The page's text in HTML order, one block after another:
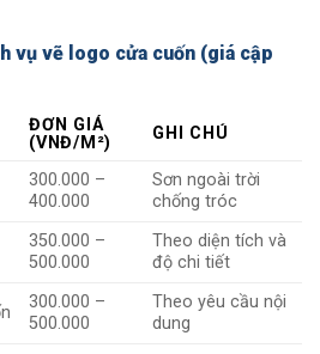
vụ vẽ logo cửa cuốn (giá cập
ĐƠN GIÁ
(VNĐ/M²)
GHI CHÚ
300.000 –
400.000
Sơn ngoài trời
chống tróc
350.000 –
500.000
Theo diện tích và
độ chi tiết
300.000 –
500.000
Theo yêu cầu nội
dung